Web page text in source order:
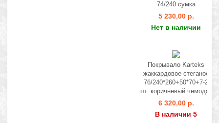
74/240 сумка
5 230,00 р.
Нет в наличии
Покрывало Karteks
жаккардовое стеганое
76/240*260+50*70+7-2
шт. коричневый чемодан
6 320,00 р.
В наличии 5